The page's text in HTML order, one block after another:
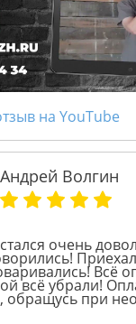
на YouTube
Андрей Волгин
очень
Всё
всё убрали!
обращусь при